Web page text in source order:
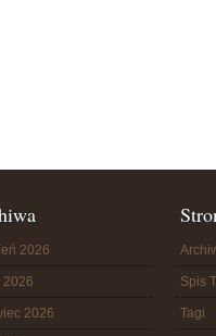
2026
2026
2026
Spis
Tagi